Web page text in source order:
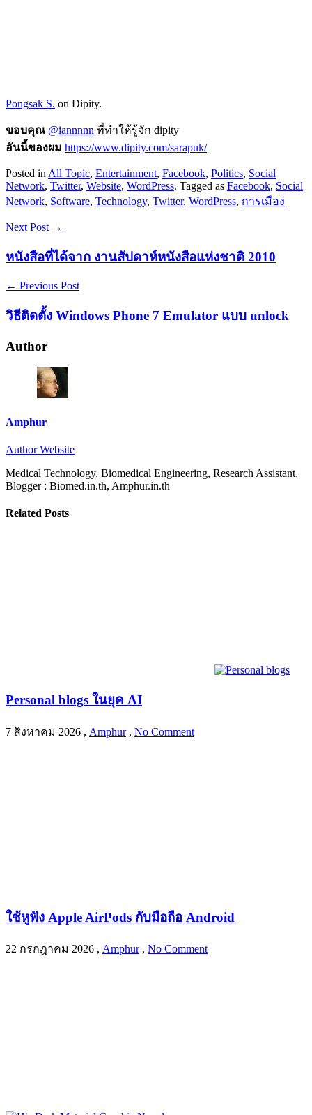
Pongsak S. on Dipity.
ขอบคุณ @iannnnn ที่ทำให้รู้จัก dipity
อันนี้ของผม https://www.dipity.com/sarapuk/
Posted in All Topic, Entertainment, Facebook, Politics, Social
Network, Twitter, Website, WordPress. Tagged as Facebook, Social
Network, Software, Technology, Twitter, WordPress, การเมือง
Next Post →
หนังสือที่ได้จาก งานสัปดาห์หนังสือแห่งชาติ 2010
← Previous Post
วิธีติดตั้ง Windows Phone 7 Emulator แบบ unlock
Author
Amphur
Author Website
Medical Technology, Biomedical Engineering, Research Assistant,
Blogger : Biomed.in.th, Amphur.in.th
Related Posts
Personal blogs ในยุค AI
7 สิงหาคม 2026 , Amphur , No Comment
ใช้หูฟัง Apple AirPods กับมือถือ Android
22 กรกฎาคม 2026 , Amphur , No Comment